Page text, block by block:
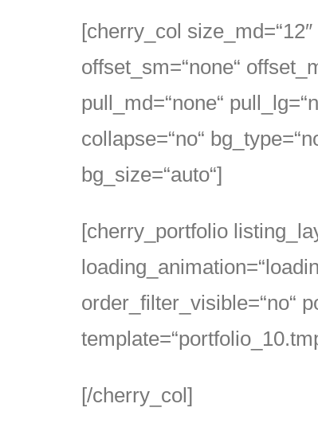
[cherry_col
offset_sm=“none“
pull_md=“none“
collapse=“no“
bg_size=“auto“]
[cherry_portfolio
order_filter_visible=“no“
[/cherry_col]